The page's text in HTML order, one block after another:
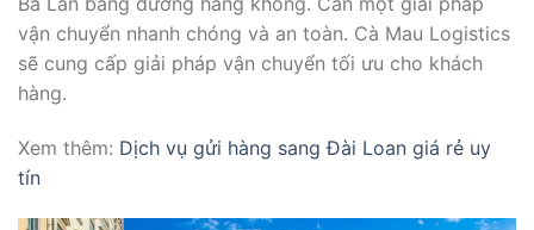
vận chuyển nhanh chóng và an toàn. Cà Mau Logistics
sẽ cung cấp giải pháp vận chuyển tối ưu cho khách
hàng.
Xem thêm: Dịch vụ gửi hàng sang Đài Loan giá rẻ uy
tín